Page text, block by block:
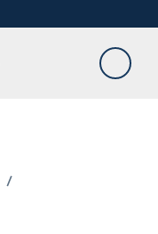
/